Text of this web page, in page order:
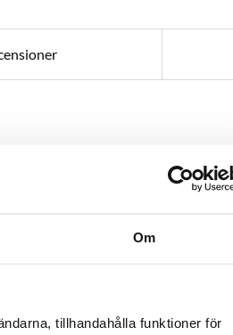
Om
tillhandahålla funktioner för